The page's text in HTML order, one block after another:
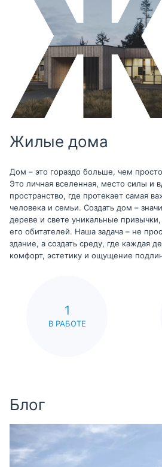
Жилые дома
Дом – это гораздо больше, чем
Это личная вселенная, место силы и
пространство, где протекает самая
человека и семьи. Создать дом –
дереве и свете уникальные
его обитателей. Наша задача – не
здание, а создать среду, где каждая
комфорт, эстетику и ощущение
1
В РАБОТЕ
Блог